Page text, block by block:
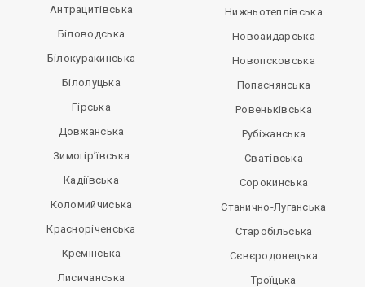
Антрацитівська
Біловодська
Білокуракинська
Білолуцька
Гірська
Довжанська
Зимогір’ївська
Кадіївська
Коломийчиська
Красноріченська
Кремінська
Лисичанська
Нижньотеплівська
Новоайдарська
Новопсковська
Попаснянська
Ровеньківська
Рубіжанська
Сватівська
Сорокинська
Станично-Луганська
Старобільська
Сєвєродонецька
Троїцька